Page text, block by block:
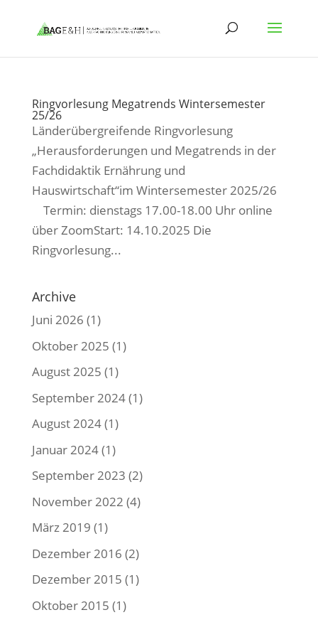
Ringvorlesung Megatrends Wintersemester
25/26
Länderübergreifende Ringvorlesung
„Herausforderungen und Megatrends in der
Fachdidaktik Ernährung und
Hauswirtschaft“im Wintersemester 2025/26
Termin: dienstags 17.00-18.00 Uhr online
über ZoomStart: 14.10.2025 Die
Ringvorlesung...
Archive
Juni 2026 (1)
Oktober 2025 (1)
August 2025 (1)
September 2024(1)
August 2024(1)
Januar 2024(1)
September 2023 (2)
November 2022 (4)
März 2019 (1)
Dezember 2016 (2)
Dezember 2015 (1)
Oktober 2015 (1)